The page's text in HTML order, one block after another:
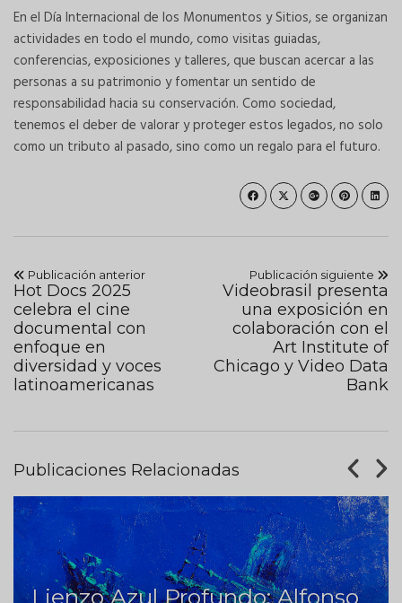
En el Día Internacional de los Monumentos y Sitios, se organizan
actividades en todo el mundo, como visitas guiadas,
conferencias, exposiciones y talleres, que buscan acercar a las
personas a su patrimonio y fomentar un sentido de
responsabilidad hacia su conservación. Como sociedad,
tenemos el deber de valorar y proteger estos legados, no solo
como un tributo al pasado, sino como un regalo para el futuro.
Publicación anterior
Hot Docs 2025
celebra el cine
documental con
enfoque en
diversidad y voces
latinoamericanas
Publicación siguiente
Videobrasil presenta
una exposición en
colaboración con el
Art Institute of
Chicago y Video Data
Bank
Publicaciones Relacionadas
Lienzo Azul Profundo: Alfonso